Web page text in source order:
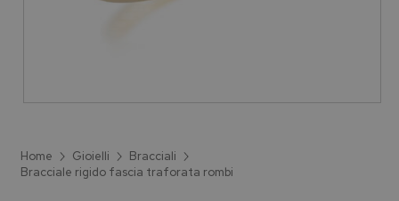
Home Gioielli
Bracciali
Bracciale rigido fascia traforata rombi